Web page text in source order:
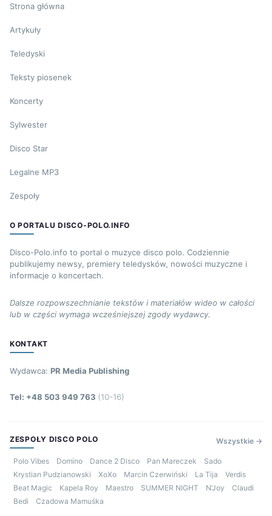
Strona główna
Artykuły
Teledyski
Teksty piosenek
Koncerty
Sylwester
Disco Star
Legalne MP3
Zespoły
O PORTALU DISCO-POLO.INFO
Disco-Polo.info to portal o muzyce disco polo. Codziennie
publikujemy newsy, premiery teledysków, nowości muzyczne i
informacje o koncertach.
Dalsze rozpowszechnianie tekstów i materiałów wideo w całości
lub w części wymaga wcześniejszej zgody wydawcy.
KONTAKT
Wydawca: PR Media Publishing
Tel: +48 503 949 763 (10-16)
ZESPOŁY DISCO POLO Wszystkie →
Polo Vibes Domino Dance 2 Disco Pan Mareczek
Sado
Krystian Pudzianowski
XoXo Marcin Czerwiński La Tija
Verdis
Beat Magic
Kapela Roy Maestro SUMMER NIGHT N’Joy
Claudi
Bedi
Czadowa Mamuśka